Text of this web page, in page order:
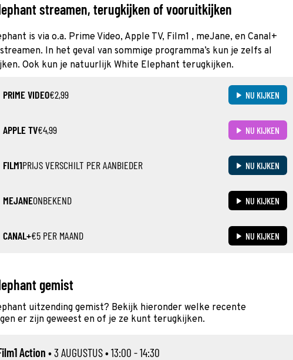
streamen, terugkijken of vooruitkijken
is via o.a. Prime Video, Apple TV, Film1 , meJane, en Canal+
In het geval van sommige programma’s kun je zelfs al
Ook kun je natuurlijk White Elephant terugkijken.
PRIME VIDEO€2,99 NU KIJKEN
APPLE TV€4,99 NU KIJKEN
FILM1PRIJS VERSCHILT PER AANBIEDER NU KIJKEN
MEJANEONBEKEND NU KIJKEN
CANAL+€5 PER MAAND NU KIJKEN
gemist
uitzending gemist? Bekijk hieronder welke recente
er zijn geweest en of je ze kunt terugkijken.
Action •3 AUGUSTUS• 13:00 - 14:30